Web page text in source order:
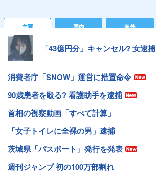
主要 国内 海外
「43億円分」キャンセル? 女逮捕
消費者庁「SNOW」運営に措置命令
90歳患者を殴る? 看護助手を逮捕
首相の視察動画「すべて計算」
「女子トイレに全裸の男」逮捕
茨城県「パスポート」発行を発表
週刊ジャンプ 初の100万部割れ